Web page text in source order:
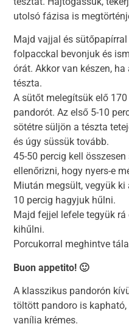
utolsó fázisa is
Majd vajjal és
folpacckal bevonjuk és
órát. Akkor van készen,
tészta.
A sütőt melegítsük elő 170
pandorót. Az első 5-10
sötétre süljön a tészta
és úgy süssük tovább.
45-50 percig kell
ellenőrizni, hogy nyers-e
Miután megsült, vegyük ki
10 percig hagyjuk hűlni.
Majd fejjel lefele tegyük
kihűlni.
Porcukorral meghintve
Buon appetito! 🙂
A klasszikus pandorón
töltött pandoro is
vanília krémes.